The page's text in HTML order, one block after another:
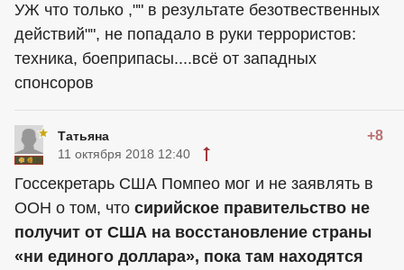
УЖ что только ,"" в результате безотвественных
действий"", не попадало в руки террористов:
техника, боеприпасы....всё от западных
спонсоров
Татьяна +8
11 октября 2018 12:40
Госсекретарь США Помпео мог и не заявлять в
ООН о том, что сирийское правительство не
получит от США на восстановление страны
«ни единого доллара», пока там находятся